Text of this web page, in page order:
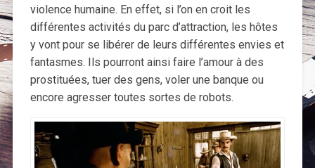
violence humaine. En effet, si l’on en croit les
différentes activités du parc d’attraction, les hôtes
y vont pour se libérer de leurs différentes envies et
fantasmes. Ils pourront ainsi faire l’amour à des
prostituées, tuer des gens, voler une banque ou
encore agresser toutes sortes de robots.